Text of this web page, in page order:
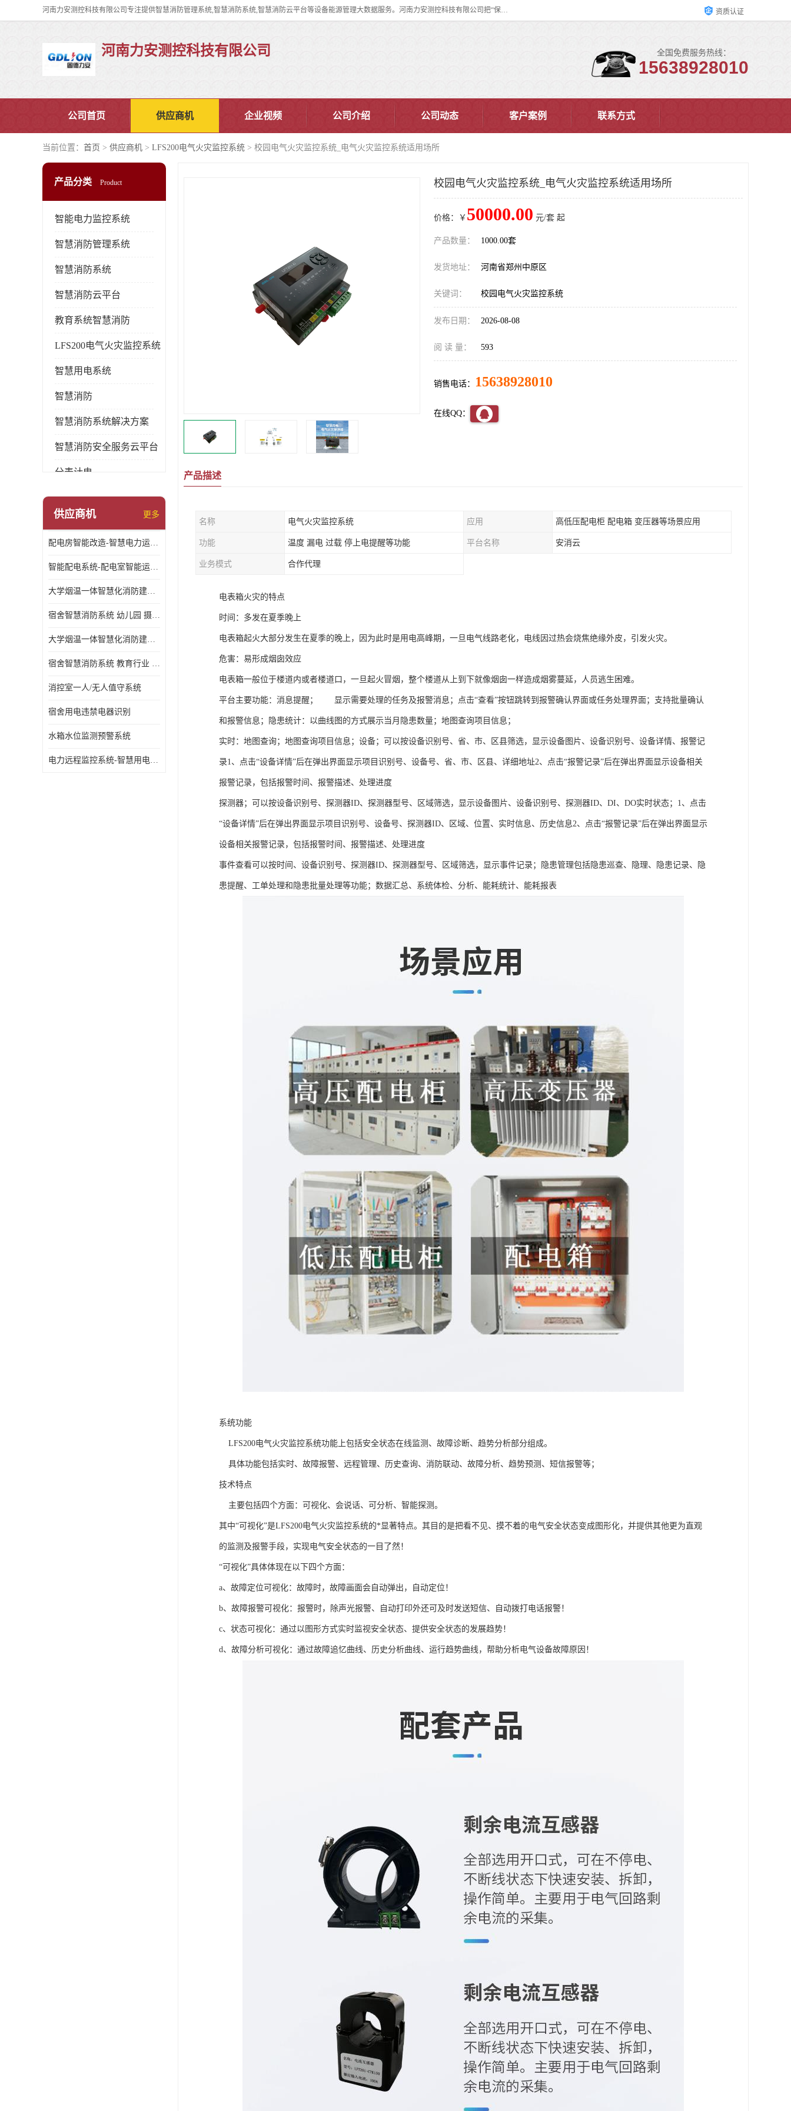
河南力安测控科技有限公司专注提供智慧消防管理系统,智慧消防系统,智慧消防云平台等设备能源管理大数据服务。河南力安测控科技有限公司把“保障设备运行安全可控,让设备管理变得简单”确定为力安的历史使命。 资质认证
河南力安测控科技有限公司 全国免费服务热线：
15638928010
公司首页 供应商机 企业视频 公司介绍 公司动态 客户案例 联系方式
当前位置： 首页 > 供应商机 > LFS200电气火灾监控系统 > 校园电气火灾监控系统_电气火灾监控系统适用场所
产品分类 Product
智能电力监控系统
智慧消防管理系统
智慧消防系统
智慧消防云平台
教育系统智慧消防
LFS200电气火灾监控系统
智慧用电系统
智慧消防
智慧消防系统解决方案
智慧消防安全服务云平台
分表计电
环保用电监管系统
供应商机 更多
配电房智能改造-智慧电力运维云平台
智能配电系统-配电室智能运维监控系统-智能化配电系统平台厂家
大学烟温一体智慧化消防建设 大学校园 消防数字化
宿舍智慧消防系统 幼儿园 摄像头升级
大学烟温一体智慧化消防建设 培训机构 数字化
宿舍智慧消防系统 教育行业 摄像头升级
消控室一人/无人值守系统
宿舍用电违禁电器识别
水箱水位监测预警系统
电力远程监控系统-智慧用电安全监控管理系统
校园电气火灾监控系统_电气火灾监控系统适用场所
价格：￥ 50000.00 元/套 起
产品数量： 1000.00套
发货地址： 河南省郑州中原区
关键词： 校园电气火灾监控系统
发布日期： 2026-08-08
阅 读 量： 593
销售电话： 15638928010
在线QQ：
产品描述
名称 电气火灾监控系统 应用 高低压配电柜 配电箱 变压器等场景应用
功能 温度 漏电 过载 停上电提醒等功能 平台名称 安消云
业务模式 合作代理
电表箱火灾的特点
时间：多发在夏季晚上
电表箱起火大部分发生在夏季的晚上，因为此时是用电高峰期，一旦电气线路老化，电线因过热会烧焦绝缘外皮，引发火灾。
危害：易形成烟囱效应
电表箱一般位于楼道内或者楼道口，一旦起火冒烟，整个楼道从上到下就像烟囱一样造成烟雾蔓延，人员逃生困难。
平台主要功能：消息提醒； 显示需要处理的任务及报警消息；点击“查看”按钮跳转到报警确认界面或任务处理界面；支持批量确认
和报警信息；隐患统计：以曲线图的方式展示当月隐患数量；地图查询项目信息；
实时：地图查询；地图查询项目信息；设备；可以按设备识别号、省、市、区县筛选，显示设备图片、设备识别号、设备详情、报警记
录1、点击“设备详情”后在弹出界面显示项目识别号、设备号、省、市、区县、详细地址2、点击“报警记录”后在弹出界面显示设备相关
报警记录，包括报警时间、报警描述、处理进度
探测器；可以按设备识别号、探测器ID、探测器型号、区域筛选，显示设备图片、设备识别号、探测器ID、DI、DO实时状态；1、点击
“设备详情”后在弹出界面显示项目识别号、设备号、探测器ID、区域、位置、实时信息、历史信息2、点击“报警记录”后在弹出界面显示
设备相关报警记录，包括报警时间、报警描述、处理进度
事件查看可以按时间、设备识别号、探测器ID、探测器型号、区域筛选，显示事件记录；隐患管理包括隐患巡查、隐理、隐患记录、隐
患提醒、工单处理和隐患批量处理等功能；数据汇总、系统体检、分析、能耗统计、能耗报表
系统功能
LFS200电气火灾监控系统功能上包括安全状态在线监测、故障诊断、趋势分析部分组成。
具体功能包括实时、故障报警、远程管理、历史查询、消防联动、故障分析、趋势预测、短信报警等；
技术特点
主要包括四个方面：可视化、会说话、可分析、智能探测。
其中“可视化”是LFS200电气火灾监控系统的*显著特点。其目的是把看不见、摸不着的电气安全状态变成图形化，并提供其他更为直观
的监测及报警手段，实现电气安全状态的一目了然！
“可视化”具体体现在以下四个方面：
a、故障定位可视化：故障时，故障画面会自动弹出，自动定位！
b、故障报警可视化：报警时，除声光报警、自动打印外还可及时发送短信、自动拨打电话报警！
c、状态可视化：通过以图形方式实时监视安全状态、提供安全状态的发展趋势！
d、故障分析可视化：通过故障追忆曲线、历史分析曲线、运行趋势曲线，帮助分析电气设备故障原因！